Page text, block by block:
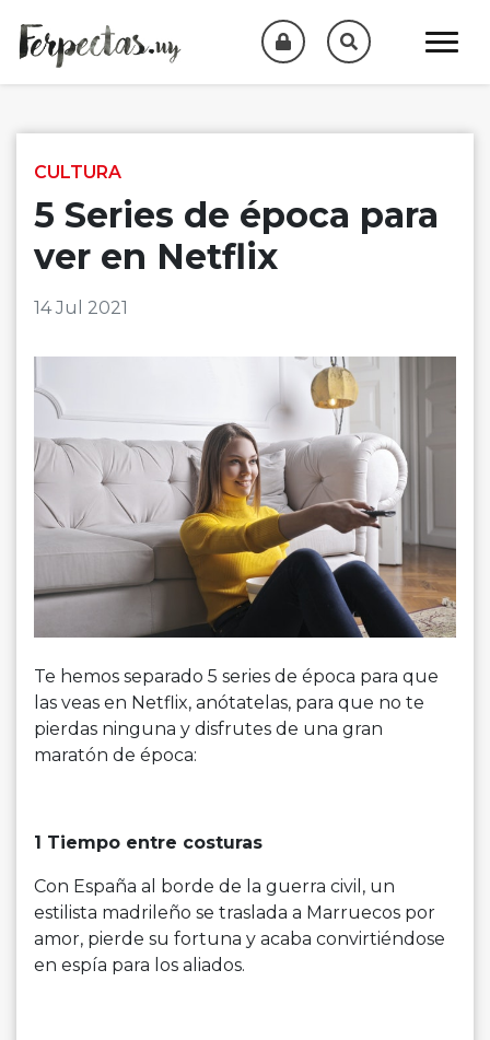
CULTURA
5 Series de época para
ver en Netflix
14 Jul 2021
Te hemos separado 5 series de época para que
las veas en Netflix, anótatelas, para que no te
pierdas ninguna y disfrutes de una gran
maratón de época:
1 Tiempo entre costuras
Con España al borde de la guerra civil, un
estilista madrileño se traslada a Marruecos por
amor, pierde su fortuna y acaba convirtiéndose
en espía para los aliados.